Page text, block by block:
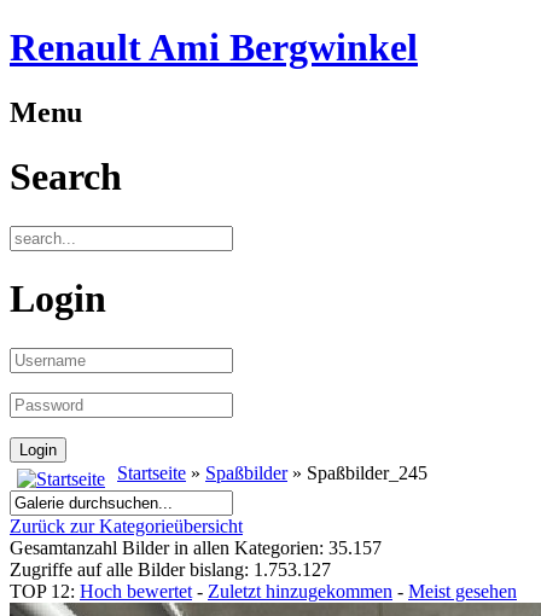
Renault Ami Bergwinkel
Menu
Search
Login
Startseite » Spaßbilder» Spaßbilder_245
Zurück zur Kategorieübersicht
Gesamtanzahl Bilder in allen Kategorien: 35.157
Zugriffe auf alle Bilder bislang: 1.753.127
TOP 12: Hoch bewertet - Zuletzt hinzugekommen - Meist gesehen